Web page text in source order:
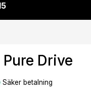
Pure Drive
Säker betalning